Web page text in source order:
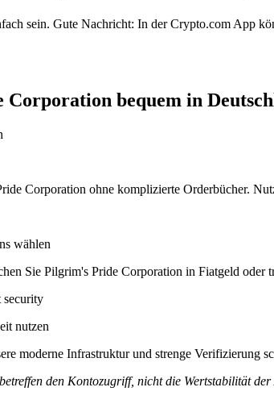
sein. Gute Nachricht: In der Crypto.com App
bequem in
Corporation ohne komplizierte Orderbücher.
wählen
Sie Pilgrim's Pride Corporation in Fiatgeld
nutzen
moderne Infrastruktur und strenge Verifizierung
den Kontozugriff, nicht die Wertstabilität